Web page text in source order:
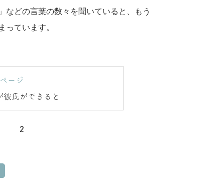
などの言葉の数々を聞いていると、もう
っています。
ージ
彼氏ができると
2